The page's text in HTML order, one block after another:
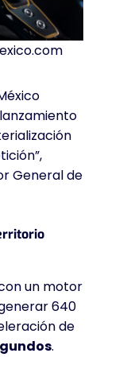
General de
un motor
640
de
.